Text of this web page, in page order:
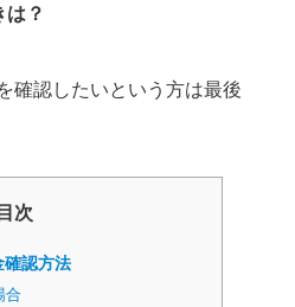
は？
確認したいという方は最後
目次
確認方法
合